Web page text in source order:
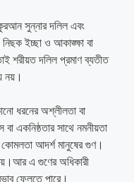
সুন্নার দলিল এবং
ইচ্ছা ও আকাঙ্ক্ষা বা
শরীয়ত দলিল প্রমাণ ব্যতীত
নয়।
ধরনের অশ্লীলতা বা
একনিষ্ঠতার সাথে নমনীয়তা
আদর্শ মানুষের গুণ।
এ গুণের অধিকারী
ফেলতে পারে।